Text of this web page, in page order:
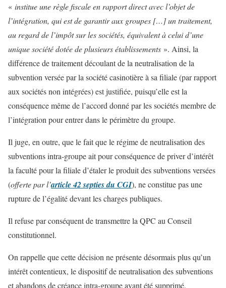
« institue une règle fiscale en rapport direct avec l’objet de
l’intégration, qui est de garantir aux groupes […] un traitement,
au regard de l’impôt sur les sociétés, équivalent à celui d’une
unique société dotée de plusieurs établissements ». Ainsi, la
différence de traitement découlant de la neutralisation de la
subvention versée par la société casinotière à sa filiale (par rapport
aux sociétés non intégrées) est justifiée, puisqu’elle est la
conséquence même de l’accord donné par les sociétés membre de
l’intégration pour entrer dans le périmètre du groupe.
Il juge, en outre, que le fait que le régime de neutralisation des
subventions intra-groupe ait pour conséquence de priver d’intérêt
la faculté pour la filiale d’étaler le produit des subventions versées
(offerte par l’article 42 septies du CGI), ne constitue pas une
rupture de l’égalité devant les charges publiques.
Il refuse par conséquent de transmettre la QPC au Conseil
constitutionnel.
On rappelle que cette décision ne présente désormais plus qu’un
intérêt contentieux, le dispositif de neutralisation des subventions
et abandons de créance intra-groupe ayant été supprimé.